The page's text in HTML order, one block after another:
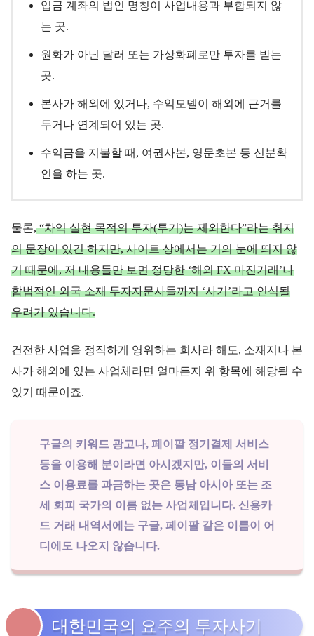
입금 계좌의 법인 명칭이 사업내용과 부합되지 않
는 곳.
원화가 아닌 달러 또는 가상화폐로만 투자를 받는
곳.
본사가 해외에 있거나, 수익모델이 해외에 근거를
두거나 연계되어 있는 곳.
수익금을 지불할 때, 여권사본, 영문초본 등 신분확
인을 하는 곳.
물론,“차익 실현 목적의 투자(투기)는 제외한다”라는 취지
의 문장이 있긴 하지만, 사이트 상에서는 거의 눈에 띄지 않
기 때문에, 저 내용들만 보면 정당한 ‘해외 FX 마진거래’나
합법적인 외국 소재 투자자문사들까지 ‘사기’라고 인식될
우려가 있습니다.
건전한 사업을 정직하게 영위하는 회사라 해도, 소재지나 본
사가 해외에 있는 사업체라면 얼마든지 위 항목에 해당될 수
있기 때문이죠.
구글의 키워드 광고나, 페이팔 정기결제 서비스
등을 이용해 분이라면 아시겠지만, 이들의 서비
스 이용료를 과금하는 곳은 동남 아시아 또는 조
세 회피 국가의 이름 없는 사업체입니다. 신용카
드 거래 내역서에는 구글, 페이팔 같은 이름이 어
디에도 나오지 않습니다.
대한민국의 요주의 투자사기